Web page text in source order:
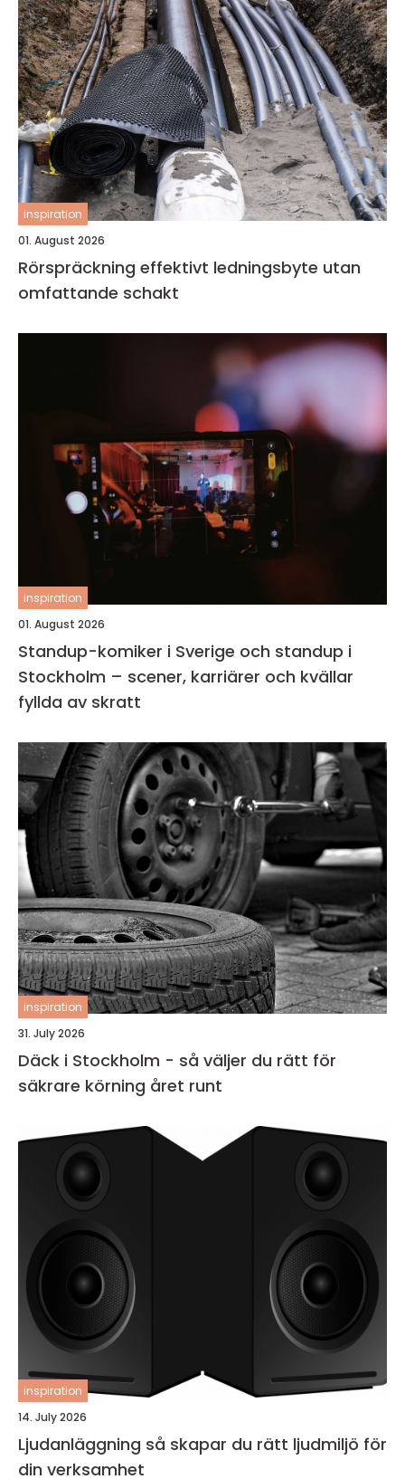
inspiration
01. August 2026
Rörspräckning effektivt ledningsbyte utan
omfattande schakt
inspiration
01. August 2026
Standup-komiker i Sverige och standup i
Stockholm – scener, karriärer och kvällar
fyllda av skratt
inspiration
31. July 2026
Däck i Stockholm - så väljer du rätt för
säkrare körning året runt
inspiration
14. July 2026
Ljudanläggning så skapar du rätt ljudmiljö för
din verksamhet